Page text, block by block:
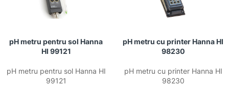
pH metru pentru sol Hanna
HI 99121
pH metru pentru sol Hanna HI
99121
pH metru cu printer Hanna HI
98230
pH metru cu printer Hanna HI
98230